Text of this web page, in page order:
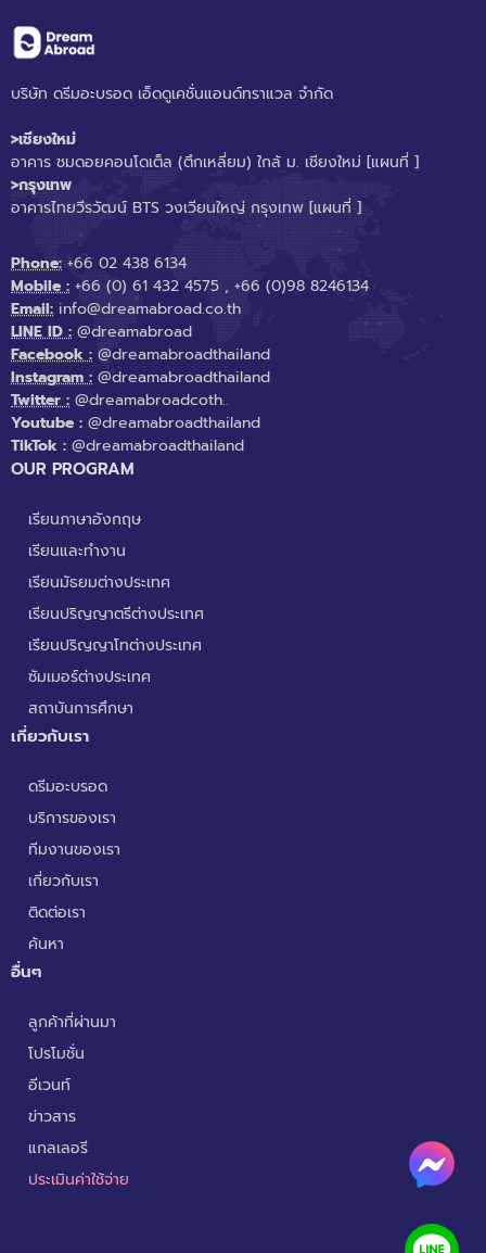
บริษัท ดรีมอะบรอด เอ็ดดูเคชั่นแอนด์ทราแวล จำกัด
>เชียงใหม่
อาคาร ชมดอยคอนโดเต็ล (ตึกเหลี่ยม) ใกล้ ม. เชียงใหม่ [แผนที่ ]
>กรุงเทพ
อาคารไทยวีรวัฒน์ BTS วงเวียนใหญ่ กรุงเทพ [แผนที่ ]
Phone: +66 02 438 6134
Mobile : +66 (0) 61 432 4575 , +66 (0)98 8246134
Email: info@dreamabroad.co.th
LINE ID : @dreamabroad
Facebook : @dreamabroadthailand
Instagram : @dreamabroadthailand
Twitter : @dreamabroadcoth..
Youtube : @dreamabroadthailand
TikTok : @dreamabroadthailand
OUR PROGRAM
เรียนภาษาอังกฤษ
เรียนและทำงาน
เรียนมัธยมต่างประเทศ
เรียนปริญญาตรีต่างประเทศ
เรียนปริญญาโทต่างประเทศ
ซัมเมอร์ต่างประเทศ
สถาบันการศึกษา
เกี่ยวกับเรา
ดรีมอะบรอด
บริการของเรา
ทีมงานของเรา
เกี่ยวกับเรา
ติดต่อเรา
ค้นหา
อื่นๆ
ลูกค้าที่ผ่านมา
โปรโมชั่น
อีเวนท์
ข่าวสาร
แกลเลอรี
ประเมินค่าใช้จ่าย